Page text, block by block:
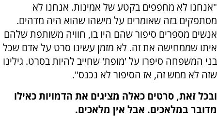
"אנחנו לא מחפפים בקטע של אמינות. אנחנו לא
מסתפקים בזה שאומרים על מישהו שהוא היה מדהים.
אנשים מספרים סיפור שהם היו בו, חוויה משותפת שלהם
איתו שממחישה את זה. לא מזמן עשינו סרט על אדם שכל
בני המשפחה סיפרו על 'מופת' שחייב להיות בסרט. גילינו
שזה לא ממש זה, אז הסיפור לא נכנס".
ובכל זאת, סרטים כאלה מציגים את הדמויות כאילו
מדובר במלאכים. אבל אין מלאכים.